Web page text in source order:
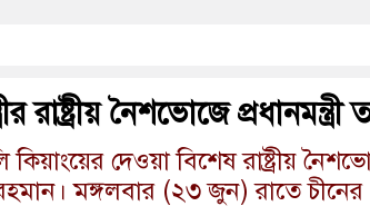
রাষ্ট্রীয় নৈশভোজে
কিয়াংয়ের দেওয়া বিশেষ রাষ্ট্রীয়
রহমান। মঙ্গলবার (২৩ জুন) রাতে চীনের